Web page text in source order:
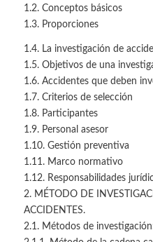
1.2. Conceptos básicos
1.3. Proporciones
1.4. La investigación de
1.5. Objetivos de una
1.6. Accidentes que deben
1.7. Criterios de selección
1.8. Participantes
1.9. Personal asesor
1.10. Gestión preventiva
1.11. Marco normativo
1.12. Responsabilidades
2. MÉTODO DE
ACCIDENTES.
2.1. Métodos de